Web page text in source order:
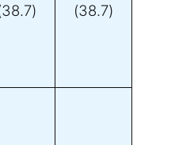
(38.7)